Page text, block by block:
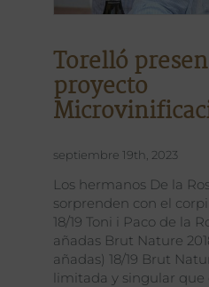
Torelló
proyecto
septiembre 19th, 2023
Los hermanos De la
sorprenden con el
18/19 Toni i Paco de la
añadas Brut Nature
añadas) 18/19 Brut
limitada y singular